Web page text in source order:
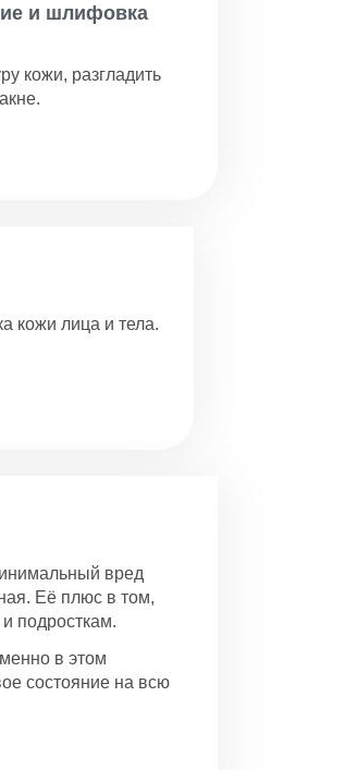
и шлифовка
кожи, разгладить
кожи лица и тела.
вред
Её плюс в том,
подросткам.
в этом
состояние на всю